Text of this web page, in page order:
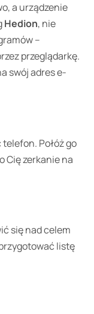
a urządzenie
Hedion, nie
–
przeglądarkę.
swój adres e-
Połóż go
Cię zerkanie na
się nad celem
listę